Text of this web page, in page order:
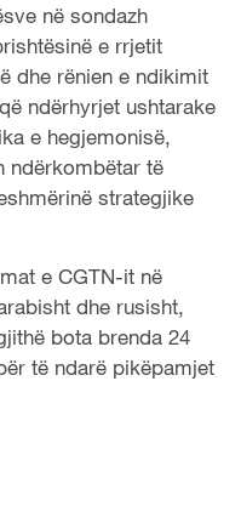
në sondazh
e rrjetit
dhe rënien e ndikimit
ndërhyrjet ushtarake
e hegjemonisë,
ndërkombëtar të
strategjike
e CGTN-itnë
dhe rusisht,
bota brenda 24
të ndarë pikëpamjet